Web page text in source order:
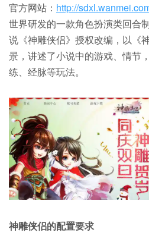
官方网站： http://
世界研发的一款角色扮演类回合
说《神雕侠侣》授权改编，以《
景，讲述了小说中的游戏、情节
练、经脉等玩法。
神雕侠侣的配置要求